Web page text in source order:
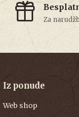
Za
Iz ponude
Web shop